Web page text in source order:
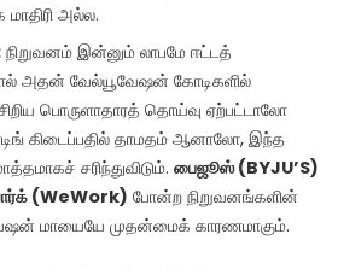
அல்ல.
நிறுவனம் இன்னும் லாபமே ஈட்டத்
அதன் வேல்யூவேஷன் கோடிகளில்
பொருளாதாரத் தொய்வு ஏற்பட்டாலோ
கிடைப்பதில் தாமதம் ஆனாலோ, இந்த
சரிந்துவிடும். பைஜூஸ் (BYJU’S)
(WeWork) போன்ற நிறுவனங்களின்
மாயையே முதன்மைக் காரணமாகும்.